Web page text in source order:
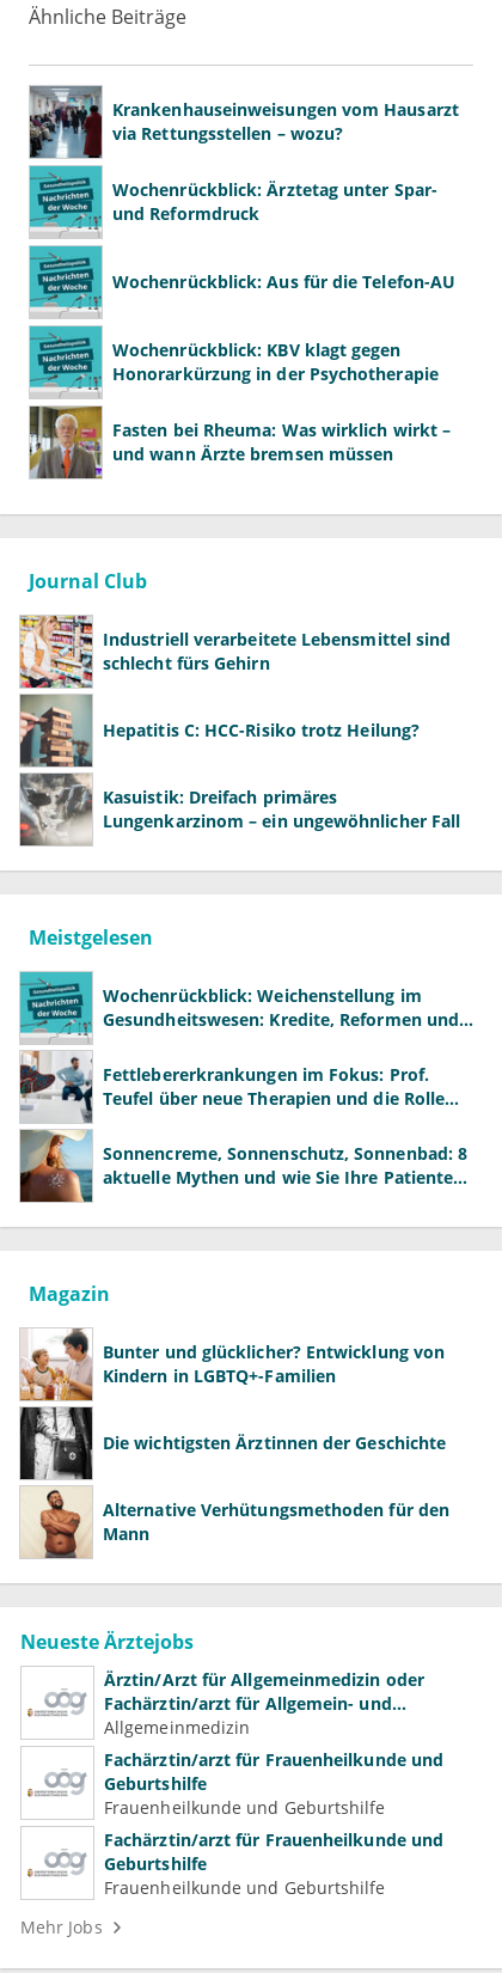
Ähnliche Beiträge
Krankenhauseinweisungen vom Hausarzt
via Rettungsstellen – wozu?
Wochenrückblick: Ärztetag unter Spar-
und Reformdruck
Wochenrückblick: Aus für die Telefon-AU
Wochenrückblick: KBV klagt gegen
Honorarkürzung in der Psychotherapie
Fasten bei Rheuma: Was wirklich wirkt –
und wann Ärzte bremsen müssen
Journal Club
Industriell verarbeitete Lebensmittel sind
schlecht fürs Gehirn
Hepatitis C: HCC-Risiko trotz Heilung?
Kasuistik: Dreifach primäres
Lungenkarzinom – ein ungewöhnlicher Fall
Meistgelesen
Wochenrückblick: Weichenstellung im
Gesundheitswesen: Kredite, Reformen und
Fettlebererkrankungen im Fokus: Prof.
Teufel über neue Therapien und die Rolle
Sonnencreme, Sonnenschutz, Sonnenbad: 8
aktuelle Mythen und wie Sie Ihre Patienten
Magazin
Bunter und glücklicher? Entwicklung von
Kindern in LGBTQ+-Familien
Die wichtigsten Ärztinnen der Geschichte
Alternative Verhütungsmethoden für den
Mann
Neueste Ärztejobs
Ärztin/Arzt für Allgemeinmedizin oder
Fachärztin/arzt für Allgemein- und
Familienmedizin für Psychiatrie und
Psychotherapeutische Medizin
Allgemeinmedizin
Fachärztin/arzt für Frauenheilkunde und
Geburtshilfe
Frauenheilkunde und Geburtshilfe
Fachärztin/arzt für Frauenheilkunde und
Geburtshilfe
Frauenheilkunde und Geburtshilfe
Mehr Jobs